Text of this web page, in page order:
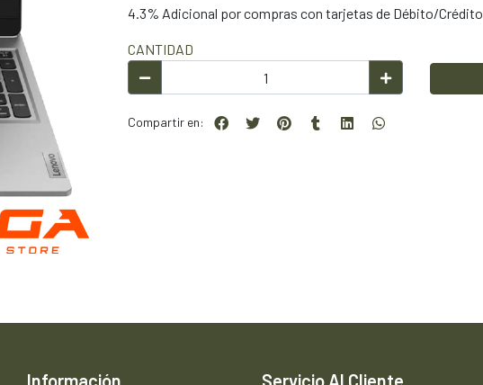
4.3% Adicional por compras con tarjetas de Débito/Crédito
CANTIDAD
Compartir en: